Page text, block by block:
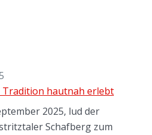
Tradition hautnah erlebt
2025, lud der
Schafberg zum